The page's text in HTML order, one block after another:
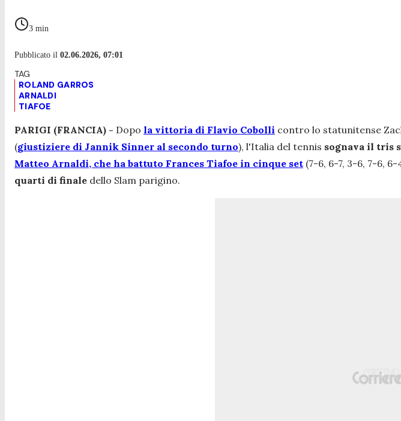
3 min
Pubblicato il 02.06.2026, 07:01
ROLAND GARROS
ARNALDI
TIAFOE
PARIGI (FRANCIA) - Dopo la vittoria di Flavio Cobolli contro lo statunitense
(giustiziere di Jannik Sinner al secondo turno), l'Italia del tennis sognava il tris
Matteo Arnaldi, che ha battuto Frances Tiafoe in cinque set (7-6, 6-7, 3-6, 7-6,
quarti di finale dello Slam parigino.